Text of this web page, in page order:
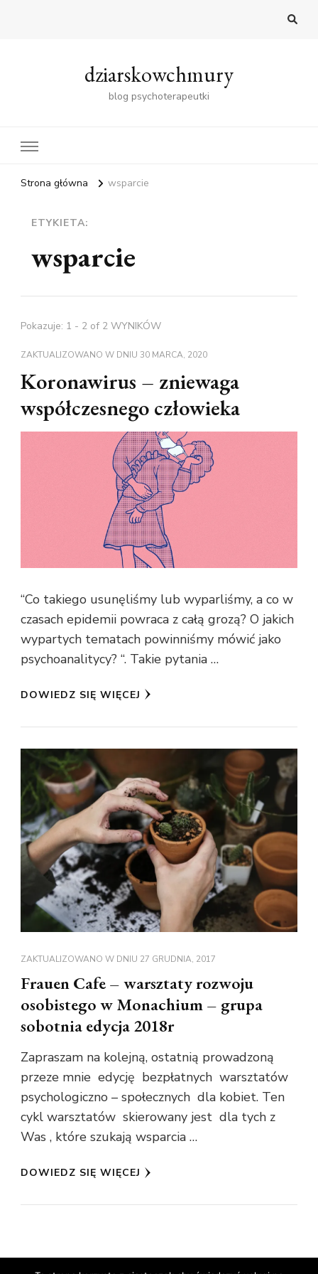
dziarskowchmury
blog psychoterapeutki
Strona główna wsparcie
ETYKIETA:
wsparcie
Pokazuje: 1 - 2 of 2 WYNIKÓW
ZAKTUALIZOWANO W DNIU 30 MARCA, 2020
Koronawirus – zniewaga
współczesnego człowieka
“Co takiego usunęliśmy lub wyparliśmy, a co w
czasach epidemii powraca z całą grozą? O jakich
wypartych tematach powinniśmy mówić jako
psychoanalitycy? “. Takie pytania …
DOWIEDZ SIĘ WIĘCEJ
ZAKTUALIZOWANO W DNIU 27 GRUDNIA, 2017
Frauen Cafe – warsztaty rozwoju
osobistego w Monachium – grupa
sobotnia edycja 2018r
Zapraszam na kolejną, ostatnią prowadzoną
przeze mnie edycję bezpłatnych warsztatów
psychologiczno – społecznych dla kobiet. Ten
cykl warsztatów skierowany jest dla tych z
Was , które szukają wsparcia …
DOWIEDZ SIĘ WIĘCEJ